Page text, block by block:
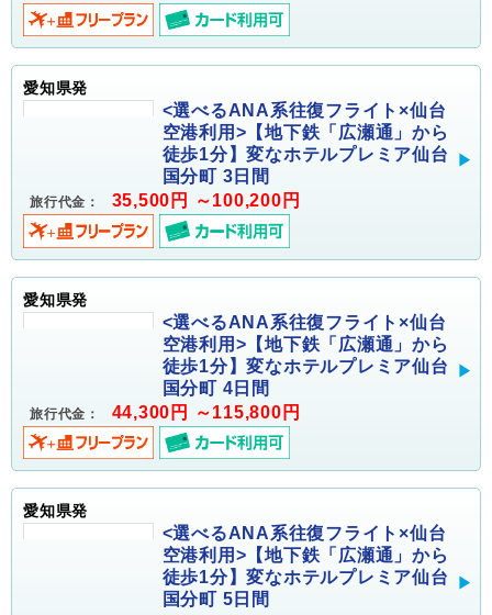
愛知県発
<選べるANA系往復フライト×仙台
空港利用>【地下鉄「広瀬通」から
徒歩1分】変なホテルプレミア仙台
国分町 3日間
旅行代金： 35,500円 ～100,200円
愛知県発
<選べるANA系往復フライト×仙台
空港利用>【地下鉄「広瀬通」から
徒歩1分】変なホテルプレミア仙台
国分町 4日間
旅行代金： 44,300円 ～115,800円
愛知県発
<選べるANA系往復フライト×仙台
空港利用>【地下鉄「広瀬通」から
徒歩1分】変なホテルプレミア仙台
国分町 5日間